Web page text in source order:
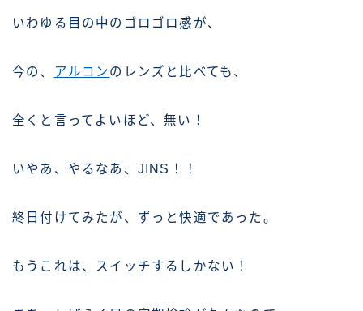
いわゆる目の中のゴロゴロ感が、
今の、 アルコン のレンズと比べても、
全くと言ってよいほど、無い！
いやあ、やるなあ、JINS！！
終日付けてみたが、ずっと快適であった。
もうこれは、スイッチするしかない！